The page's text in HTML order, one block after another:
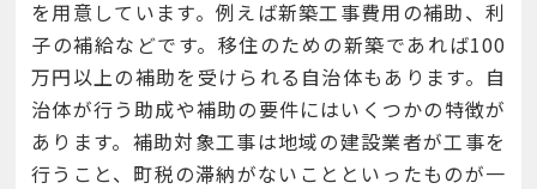
を用意しています。例えば新築工事費用の補助、利
子の補給などです。移住のための新築であれば100
万円以上の補助を受けられる自治体もあります。自
治体が行う助成や補助の要件にはいくつかの特徴が
あります。補助対象工事は地域の建設業者が工事を
行うこと、町税の滞納がないことといったものが一